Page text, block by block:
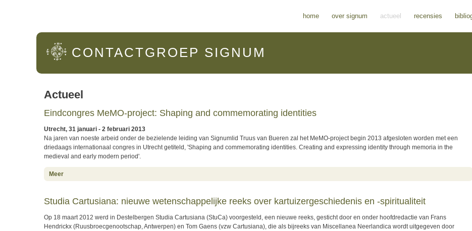
home over signum actueel recensies
CONTACTGROEP SIGNUM
Actueel
Eindcongres MeMO-project: Shaping and commemorating identities
Utrecht, 31 januari - 2 februari 2013
Na jaren van noeste arbeid onder de bezielende leiding van Signumlid Truus van Bueren zal het MeMO-project begin 2013 afgesloten worden met een
driedaags internationaal congres in Utrecht getiteld, 'Shaping and commemorating identities. Creating and expressing identity through memoria in the
medieval and early modern period'.
Meer
Studia Cartusiana: nieuwe wetenschappelijke reeks over kartuizergeschiedenis en -spiritualiteit
Op 18 maart 2012 werd in Destelbergen Studia Cartusiana (StuCa) voorgesteld, een nieuwe reeks, gesticht door en onder hoofdredactie van Frans
Hendrickx (Ruusbroecgenootschap, Antwerpen) en Tom Gaens (vzw Cartusiana), die als bijreeks van Miscellanea Neerlandica wordt uitgegeven door